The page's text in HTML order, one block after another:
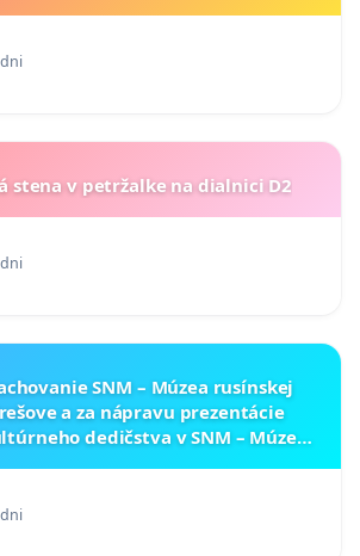
stena v petržalke na dialnici D2
SNM – Múzea rusínskej
a za nápravu prezentácie
dedičstva v SNM – Múzeu